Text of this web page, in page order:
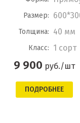
Размер:
Толщина: 40 мм
Класс: 1 сорт
9 900 руб./шт
ПОДРОБНЕЕ